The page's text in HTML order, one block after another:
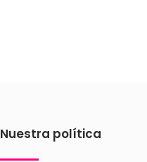
Nuestra política